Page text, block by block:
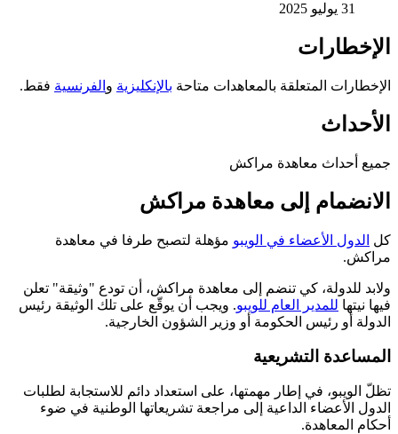
31 يوليو 2025
الإخطارات
الإخطارات المتعلقة بالمعاهدات متاحة بالإنكليزية و الفرنسية فقط.
الأحداث
جميع أحداث معاهدة مراكش
الانضمام إلى معاهدة مراكش
كل الدول الأعضاء في الويبو مؤهلة لتصبح طرفا في معاهدة
مراكش.
ولابد للدولة، كي تنضم إلى معاهدة مراكش، أن تودع "وثيقة" تعلن
فيها نيتها للمدير العام للويبو. ويجب أن يوقّع على تلك الوثيقة رئيس
الدولة أو رئيس الحكومة أو وزير الشؤون الخارجية.
المساعدة التشريعية
تظلّ الويبو، في إطار مهمتها، على استعداد دائم للاستجابة لطلبات
الدول الأعضاء الداعية إلى مراجعة تشريعاتها الوطنية في ضوء
أحكام المعاهدة.